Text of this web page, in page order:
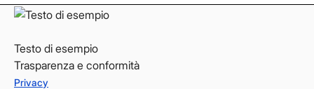
Testo di esempio
Trasparenza e conformità
Privacy